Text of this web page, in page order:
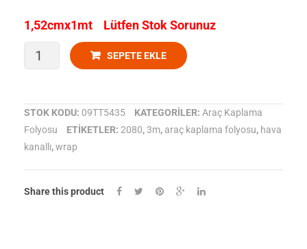
1,52cmx1mt Lütfen Stok Sorunuz
3M
Kaplama
Folyosu
G363
SEPETE EKLE
STOK KODU: 09TT5435 KATEGORILER: Araç Kaplama
Folyosu
ETIKETLER: 2080,3m, araç kaplama folyosu, hava
kanallı,wrap
Share this product